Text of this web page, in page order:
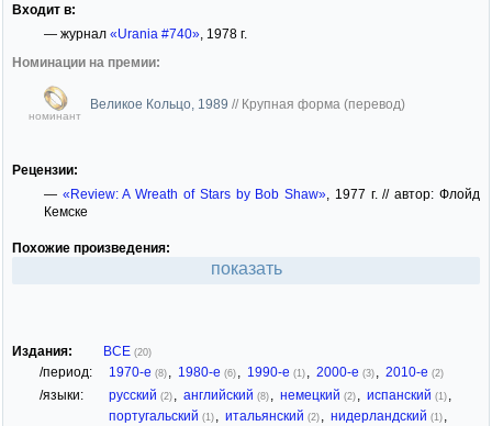
Входит в:
— журнал «Urania #740», 1978 г.
Номинации на премии:
номинант
Великое Кольцо, 1989 // Крупная форма (перевод)
Рецензии:
— «Review: A Wreath of Stars by Bob Shaw» , 1977 г. // автор: Флойд
Кемске
Похожие произведения:
показать
Издания: ВСЕ (20)
/период: 1970-е (8) , 1980-е (6) , 1990-е (1) , 2000-е (3) , 2010-е (2)
/языки: русский (2) , английский (8) , немецкий (2) , испанский (1) ,
португальский (1) , итальянский (2) , нидерландский (1) ,